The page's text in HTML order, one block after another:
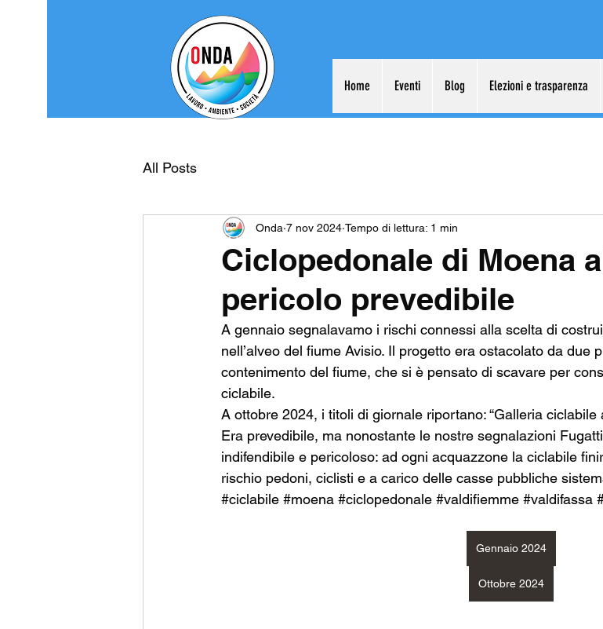
Home Eventi Blog Elezioni e trasparenza
All Posts
Ciclopedonale di Moena
pericolo prevedibile
Onda 7 nov 2024 Tempo di lettura: 1 min
A gennaio segnalavamo i rischi connessi alla scelta di
nell’alveo del fiume Avisio. Il progetto era ostacolato da due
contenimento del fiume, che si è pensato di scavare per
ciclabile.
A ottobre 2024, i titoli di giornale riportano: “Galleria ciclabile
Era prevedibile, ma nonostante le nostre segnalazioni
indifendibile e pericoloso: ad ogni acquazzone la ciclabile
rischio pedoni, ciclisti e a carico delle casse pubbliche
#ciclabile #moena #ciclopedonale #valdifiemme #valdifassa
Gennaio 2024
Ottobre 2024